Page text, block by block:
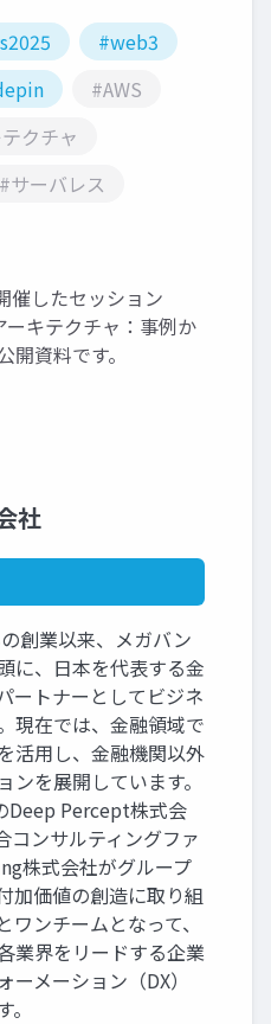
#web3
#AWS
クチャ
#サーバレス
催したセッション
ーキテクチャ：事例か
資料です。
社
創業以来、メガバン
に、日本を代表する金
ートナーとしてビジネ
現在では、金融領域で
活用し、金融機関以外
ンを展開しています。
Deep Percept株式会
コンサルティングファ
株式会社がグループ
加価値の創造に取り組
ンチームとなって、
業界をリードする企業
メーション（DX）